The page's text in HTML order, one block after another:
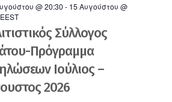
@ 20:30 - 15 Αυγούστου @
EEST
Σύλλογος
Πρόγραμμα
Ιούλιος –
2026